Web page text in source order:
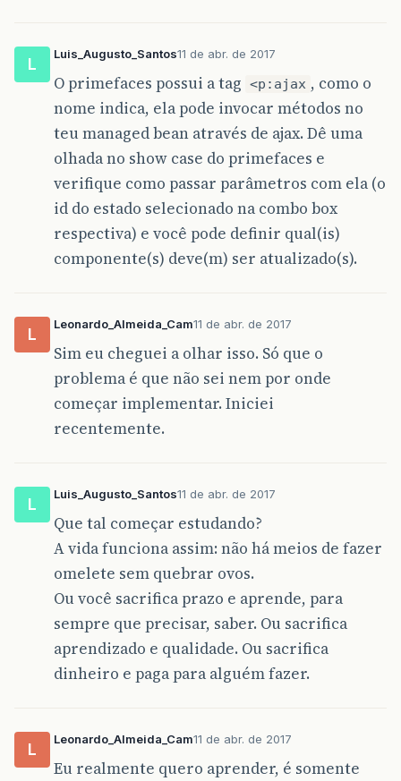
L
Luis_Augusto_Santos11 de abr. de 2017
O primefaces possui a tag <p:ajax , como o
nome indica, ela pode invocar métodos no
teu managed bean através de ajax. Dê uma
olhada no show case do primefaces e
verifique como passar parâmetros com ela (o
id do estado selecionado na combo box
respectiva) e você pode definir qual(is)
componente(s) deve(m) ser atualizado(s).
L
Leonardo_Almeida_Cam11 de abr. de 2017
Sim eu cheguei a olhar isso. Só que o
problema é que não sei nem por onde
começar implementar. Iniciei
recentemente.
L
Luis_Augusto_Santos11 de abr. de 2017
Que tal começar estudando?
A vida funciona assim: não há meios de fazer
omelete sem quebrar ovos.
Ou você sacrifica prazo e aprende, para
sempre que precisar, saber. Ou sacrifica
aprendizado e qualidade. Ou sacrifica
dinheiro e paga para alguém fazer.
L
Leonardo_Almeida_Cam11 de abr. de 2017
Eu realmente quero aprender, é somente